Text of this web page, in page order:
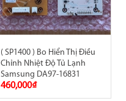
( SP1400 ) Bo Hiển Thị Điều
Chỉnh Nhiệt Độ Tủ Lạnh
Samsung DA97-16831
460,000₫